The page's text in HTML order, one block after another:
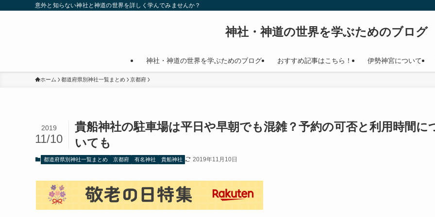
意外と知らない神社と神道の世界を詳しく学んでみませんか？
神社・神道の世界を学ぶためのブログ
神社・神道の世界を学ぶためのブログ おすすめ記事はこちら！ 伊勢神宮について
ホーム 都道府県別神社一覧まとめ 京都府
貴船神社の駐車場は平日や早朝でも混雑？予約の可否と利用時間に
いても
2019
11/10
都道府県別神社一覧まとめ 京都府 有名神社 貴船神社 2019年11月10日